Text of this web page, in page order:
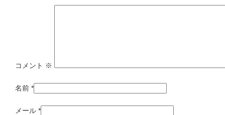
コメント ※
名前 *
メール *